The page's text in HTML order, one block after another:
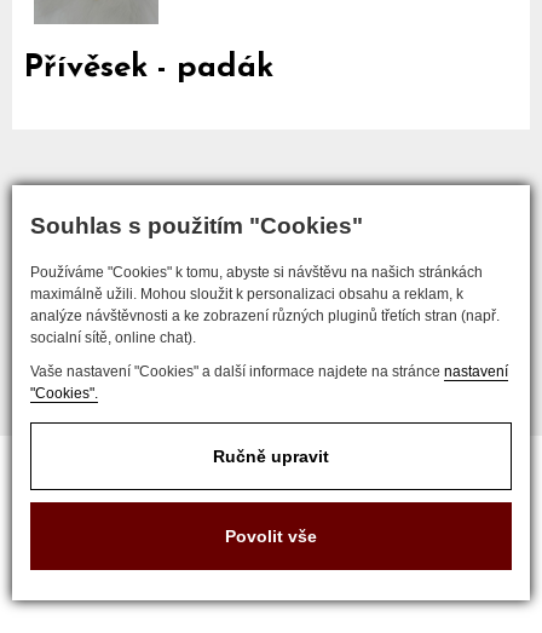
Souhlas s použitím "Cookies"
Používáme "Cookies" k tomu, abyste si návštěvu na našich stránkách
maximálně užili. Mohou sloužit k personalizaci obsahu a reklam, k
analýze návštěvnosti a ke zobrazení různých pluginů třetích stran (např.
socialní sítě, online chat).
Vaše nastavení "Cookies" a další informace najdete na stránce nastavení
"Cookies".
Ručně upravit
Povolit vše
Přívěsek - padák
Developed by
Nastavení soukromí